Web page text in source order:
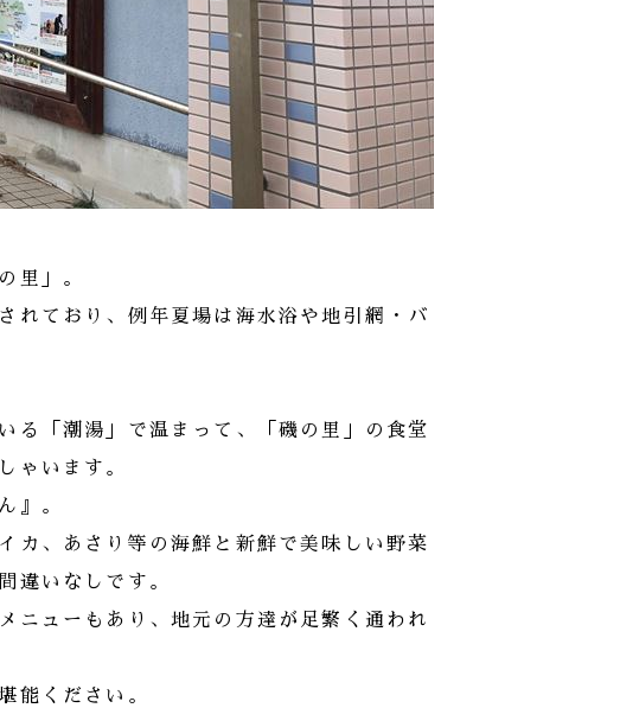
里」。
れており、例年夏場は海水浴や地引網・バ
る「潮湯」で温まって、「磯の里」の食堂
ゃいます。
』。
カ、あさり等の海鮮と新鮮で美味しい野菜
違いなしです。
ニューもあり、地元の方達が足繁く通われ
能ください。